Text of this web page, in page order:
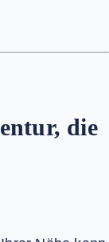
die